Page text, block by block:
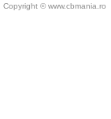
Copyright © www.cbmania.ro